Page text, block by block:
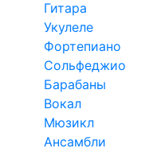
Гитара
Укулеле
Фортепиано
Сольфеджио
Барабаны
Вокал
Мюзикл
Ансамбли